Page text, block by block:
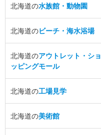
北海道の水族館・動物園
北海道のビーチ・海水浴場
北海道のアウトレット・ショ
ッピングモール
北海道の工場見学
北海道の美術館